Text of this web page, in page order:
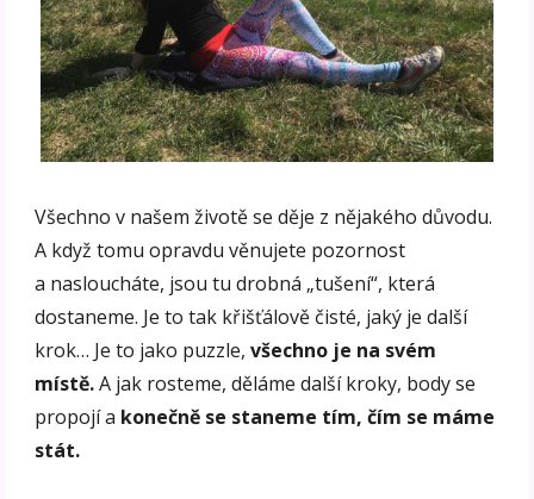
Všechno v našem životě se děje z nějakého důvodu.
A když tomu opravdu věnujete pozornost
a nasloucháte, jsou tu drobná „tušení“, která
dostaneme. Je to tak křišťálově čisté, jaký je další
krok… Je to jako puzzle, všechno je na svém
místě.A jak rosteme, děláme další kroky, body se
propojí a konečně se staneme tím, čím se máme
stát.